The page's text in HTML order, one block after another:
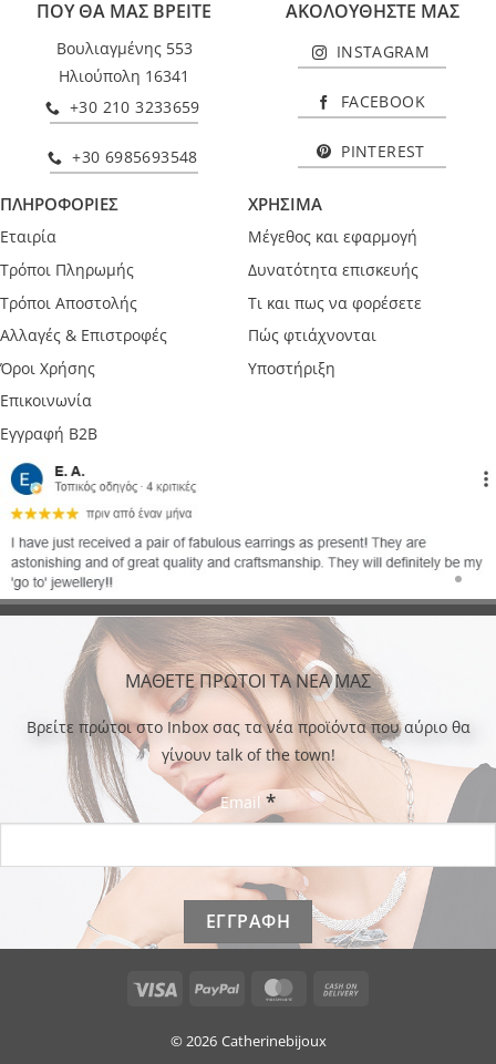
ΠΟΥ ΘΑ ΜΑΣ ΒΡΕΙΤΕ
Βουλιαγμένης 553
Ηλιούπολη 16341
+30 210 3233659
+30 6985693548
ΑΚΟΛΟΥΘΗΣΤΕ ΜΑΣ
INSTAGRAM
FACEBOOK
PINTEREST
ΠΛΗΡΟΦΟΡΙΕΣ
Εταιρία
Τρόποι Πληρωμής
Τρόποι Αποστολής
Αλλαγές & Επιστροφές
Όροι Χρήσης
Επικοινωνία
Εγγραφή B2B
ΧΡΗΣΙΜΑ
Μέγεθος και εφαρμογή
Δυνατότητα επισκευής
Τι και πως να φορέσετε
Πώς φτιάχνονται
Υποστήριξη
ΜΑΘΕΤΕ ΠΡΩΤΟΙ ΤΑ ΝΕΑ ΜΑΣ
Bρείτε πρώτοι στο Inbox σας τα νέα προϊόντα που αύριο θα
γίνουν talk of the town!
Email *
Visa PayPal MasterCard
© 2026 Catherinebijoux